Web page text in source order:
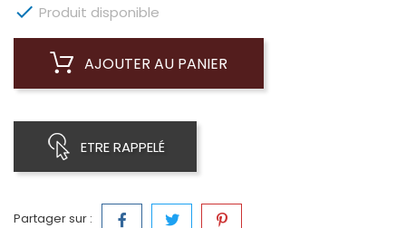
 Produit disponible
AJOUTER AU PANIER
ETRE RAPPELÉ
Partager sur :